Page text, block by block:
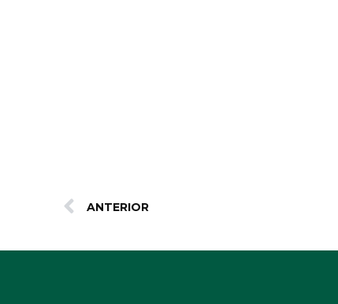
ANTERIOR